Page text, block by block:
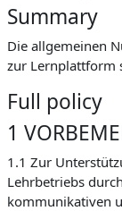
Summary
Die allgemeinen
zur Lernplattform
Full policy
1
1.1 Zur
Lehrbetriebs
kommunikativen